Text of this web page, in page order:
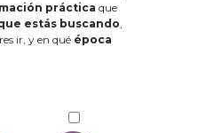
práctica que
estás buscando,
ir, y en qué época